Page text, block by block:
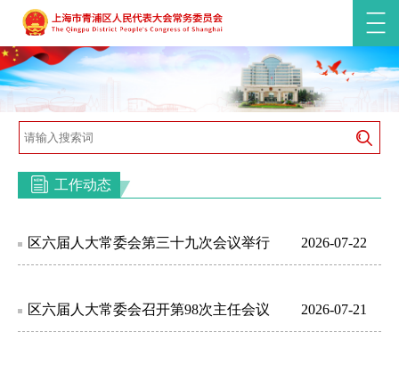
工作动态
区六届人大常委会第三十九次会议举行 2026-07-22
区六届人大常委会召开第98次主任会议 2026-07-21